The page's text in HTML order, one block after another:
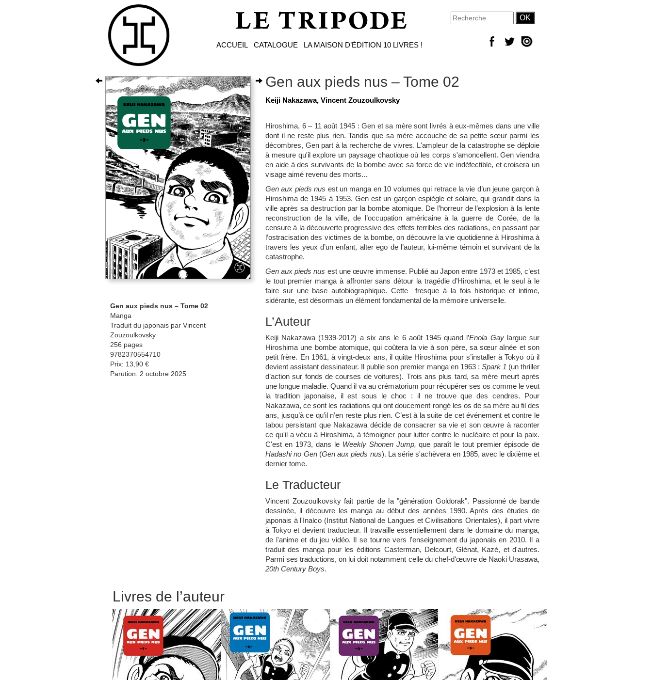
ACCUEIL CATALOGUE LA MAISON D’ÉDITION 10 LIVRES !
Gen aux pieds nus – Tome 02
Manga
Traduit du japonais par Vincent
Zouzoulkovsky
256 pages
9782370554710
Prix: 13,90 €
Parution: 2 octobre 2025
Gen aux pieds nus – Tome 02
Keiji Nakazawa, Vincent Zouzoulkovsky
Hiroshima, 6 – 11 août 1945 : Gen et sa mère sont livrés à eux-mêmes dans une ville
dont il ne reste plus rien. Tandis que sa mère accouche de sa petite sœur parmi les
décombres, Gen part à la recherche de vivres. L'ampleur de la catastrophe se déploie
à mesure qu'il explore un paysage chaotique où les corps s'amoncellent. Gen viendra
en aide à des survivants de la bombe avec sa force de vie indéfectible, et croisera un
visage aimé revenu des morts...
Gen aux pieds nus est un ­manga en 10 volumes qui retrace la vie d’un jeune garçon à
Hiroshima de 1945 à 1953. Gen est un garçon espiègle et solaire, qui grandit dans la
ville après sa destruction par la bombe atomique. De l’horreur de l’explosion à la lente
reconstruction de la ville, de l’occupation américaine à la guerre de Corée, de la
censure à la découverte progressive des effets terribles des radiations, en passant par
l’ostracisation des victimes de la bombe, on découvre la vie quotidienne à Hiroshima à
travers les yeux d’un enfant, alter ego de l’auteur, lui-même témoin et survivant de la
catastrophe.
Gen aux pieds nus est une œuvre immense. Publié au Japon entre 1973 et 1985, c’est
le tout premier manga à affronter sans détour la tragédie d’Hiroshima, et le seul à le
faire sur une base autobiographique. Cette fresque à la fois historique et intime,
sidérante, est désormais un élément fondamental de la mémoire universelle.
L’Auteur
Keiji Nakazawa (1939-2012) a six ans le 6 août 1945 quand l’Enola Gaylargue sur
Hiroshima une bombe atomique, qui coûtera la vie à son père, sa sœur aînée et son
petit frère. En 1961, à vingt-deux ans, il quitte Hiroshima pour s’installer à Tokyo où il
devient assistant dessinateur. Il publie son premier manga en 1963 : Spark 1 (un thriller
d’action sur fonds de courses de voitures). Trois ans plus tard, sa mère meurt après
une longue maladie. Quand il va au crématorium pour récupérer ses os comme le veut
la tradition japonaise, il est sous le choc : il ne trouve que des cendres. Pour
Nakazawa, ce sont les radiations qui ont doucement rongé les os de sa mère au fil des
ans, jusqu’à ce qu’il n’en reste plus rien. C’est à la suite de cet événement et contre le
tabou persistant que ­Nakazawa décide de consacrer sa vie et son œuvre à raconter
ce qu'il a vécu à Hiroshima, à témoigner pour lutter contre le nucléaire et pour la paix.
C'est en 1973, dans leWeekly Shonen Jump, que paraît le tout premier épisode de
Hadashi no Gen(Gen aux pieds nus). La série s'achèvera en 1985, avec le dixième et
dernier tome.
Le Traducteur
Vincent Zouzoulkovsky fait partie de la "génération Goldorak". Passionné de bande
dessinée, il découvre les manga au début des années 1990. Après des études de
japonais à l'Inalco (Institut National de Langues et Civilisations Orientales), il part vivre
à Tokyo et devient traducteur. Il travaille essentiellement dans le domaine du manga,
de l'anime et du jeu vidéo. Il se tourne vers l'enseignement du japonais en 2010. Il a
traduit des manga pour les éditions Casterman, Delcourt, Glénat, Kazé, et d'autres.
Parmi ses traductions, on lui doit notamment celle du chef-d'œuvre de Naoki Urasawa,
20th Century Boys.
Livres de l’auteur